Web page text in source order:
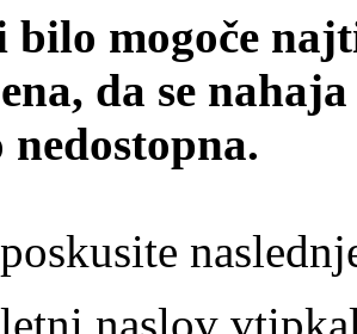
bilo mogoče
da se